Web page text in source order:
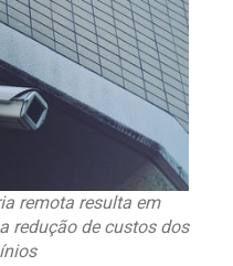
remota resulta em
redução de custos dos